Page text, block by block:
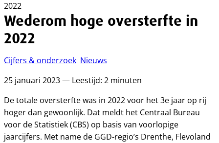
2022
Wederom hoge oversterfte in
2022
Cijfers & onderzoek Nieuws
25 januari 2023 — Leestijd: 2 minuten
De totale oversterfte was in 2022 voor het 3e jaar op rij
hoger dan gewoonlijk. Dat meldt het Centraal Bureau
voor de Statistiek (CBS) op basis van voorlopige
jaarcijfers. Met name de GGD-regio’s Drenthe, Flevoland